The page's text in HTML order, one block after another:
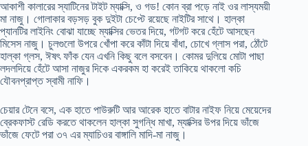
আকাশী কালারের স্যাটিনের টাইট ম্যাক্সি, ও গড! কোন ব্রা পড়ে নাই ওর লাস্যময়ী
মা নাজু। গোলাকার বড়সড় বুক দুইটা চেপ্টে রয়েছে নাইটির সাথে। হাল্কা
প্যানটির লাইনিং বোঝা যাচ্ছে ম্যাক্সির ভেতর দিয়ে, গটগট করে হেঁটে আসছেন
মিসেস নাজু। চুলগুলো উপরে খোঁপা করে কাঁটা দিয়ে বাঁধা, চোখে গ্লাস পরা, ঠোঁটে
হাল্কা গ্লস, ঈষৎ ফাঁক যেন এখনি কিছু বলে বসবেন। কোমর দুলিয়ে মোটা পাছা
লদলদিয়ে হেঁটে আসা নাজুর দিকে একরকম হা করেই তাকিয়ে থাকলো কচি
যৌবনপ্রাপ্ত স্বামী নাফি।
চেয়ার টেনে বসে, এক হাতে পাউরুটি আর আরেক হাতে বাটার নাইফ নিয়ে মেয়েদের
ব্রেকফাস্ট রেডি করতে থাকলেন হাল্কা সুগন্ধি মাখা, ম্যাক্সির উপর দিয়ে ভাঁজে
ভাঁজে ফেটে পরা ৩৭ এর ম্যাচিওর বাঙ্গালি মাদি-মা নাজু।